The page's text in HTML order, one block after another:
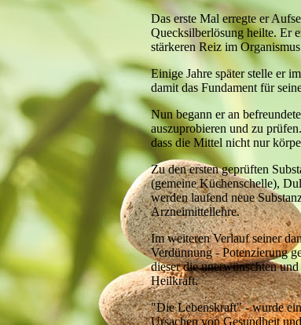
Das erste Mal erregte er
Quecksilberlösung heilte. Er
stärkeren Reiz im
Einige Jahre später stelle er
damit das Fundament für
Nun begann er an
auszuprobieren und zu
dass die Mittel nicht nur
Zu den ersten geprüften
(gemeine Küchenschelle),
werden laufend neue
Arzneimittellehre.
Im weiteren Verlauf seiner
Verdünnung - Potenzierung
dieser die unerwünschten
Heilkraft.
"Die Lebenskraft" - wurde
Ursachen von Gesundheit